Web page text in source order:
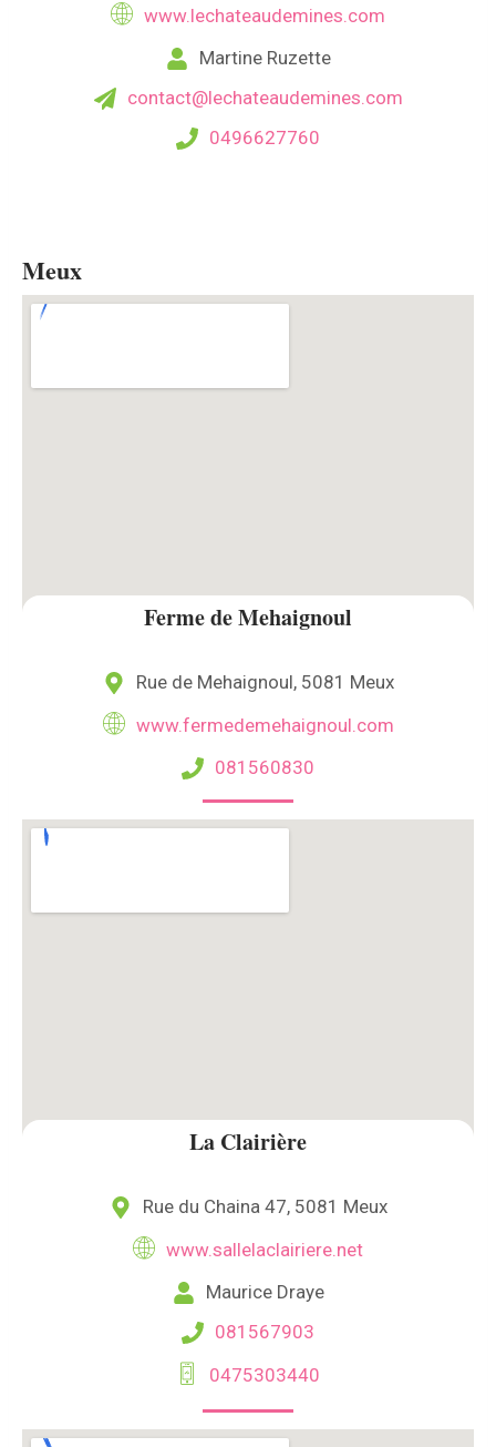
www.lechateaudemines.com
Martine Ruzette
contact@lechateaudemines.com
0496627760
Meux
Ferme de Mehaignoul
Rue de Mehaignoul, 5081 Meux
www.fermedemehaignoul.com
081560830
La Clairière
Rue du Chaina 47, 5081 Meux
www.sallelaclairiere.net
Maurice Draye
081567903
0475303440